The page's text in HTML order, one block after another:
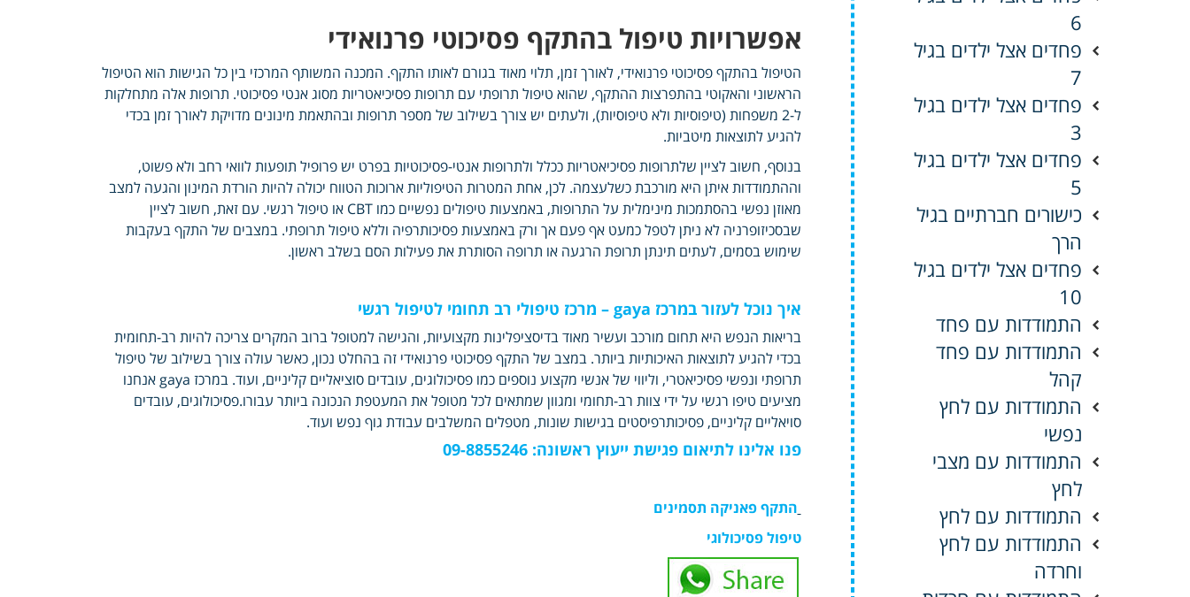
אפשרויות טיפול בהתקף פסיכוטי פרנואידי
הטיפול בהתקף פסיכוטי פרנואידי, לאורך זמן, תלוי מאוד בגורם לאותו התקף. המכנה המשותף המרכזי בין כל הגישות הוא הטיפול
הראשוני והאקוטי בהתפרצות ההתקף, שהוא טיפול תרופתי עם תרופות פסיכיאטריות מסוג אנטי פסיכוטי. תרופות אלה מתחלקות
ל-2 משפחות (טיפוסיות ולא טיפוסיות), ולעתים יש צורך בשילוב של מספר תרופות ובהתאמת מינונים מדויקת לאורך זמן בכדי
להגיע לתוצאות מיטביות.
בנוסף, חשוב לציין שלתרופות פסיכיאטריות ככלל ולתרופות אנטי-פסיכוטיות בפרט יש פרופיל תופעות לוואי רחב ולא פשוט,
וההתמודדות איתן היא מורכבת כשלעצמה. לכן, אחת המטרות הטיפוליות ארוכות הטווח יכולה להיות הורדת המינון והגעה למצב
מאוזן נפשי בהסתמכות מינימלית על התרופות, באמצעות טיפולים נפשיים כמו CBT או טיפול רגשי. עם זאת, חשוב לציין
שבסכיזופרניה לא ניתן לטפל כמעט אף פעם אך ורק באמצעות פסיכותרפיה וללא טיפול תרופתי. במצבים של התקף בעקבות
שימוש בסמים, לעתים תינתן תרופת הרגעה או תרופה הסותרת את פעילות הסם בשלב ראשון.
איך נוכל לעזור במרכז gaya – מרכז טיפולי רב תחומי לטיפול רגשי
בריאות הנפש היא תחום מורכב ועשיר מאוד בדיסציפלינות מקצועיות, והגישה למטופל ברוב המקרים צריכה להיות רב-תחומית
בכדי להגיע לתוצאות האיכותיות ביותר. במצב של התקף פסיכוטי פרנואידי זה בהחלט נכון, כאשר עולה צורך בשילוב של טיפול
תרופתי ונפשי פסיכיאטרי, וליווי של אנשי מקצוע נוספים כמו פסיכולוגים, עובדים סוציאליים קליניים, ועוד. במרכז gaya אנחנו
מציעים טיפו רגשי על ידי צוות רב-תחומי ומגוון שמתאים לכל מטופל את המעטפת הנכונה ביותר עבורו.פסיכולוגים, עובדים
סויאליים קליניים, פסיכותרפיסטים בגישות שונות, מטפלים המשלבים עבודת גוף נפש ועוד.
פנו אלינו לתיאום פגישת ייעוץ ראשונה: 09-8855246
התקף פאניקה תסמינים
טיפול פסיכולוגי
6
פחדים אצל ילדים בגיל
7
פחדים אצל ילדים בגיל
3
פחדים אצל ילדים בגיל
5
כישורים חברתיים בגיל
הרך
פחדים אצל ילדים בגיל
10
התמודדות עם פחד
התמודדות עם פחד
קהל
התמודדות עם לחץ
נפשי
התמודדות עם מצבי
לחץ
התמודדות עם לחץ
התמודדות עם לחץ
וחרדה